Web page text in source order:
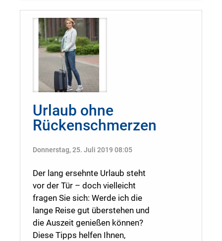
Urlaub ohne
Rückenschmerzen
Donnerstag, 25. Juli 2019 08:05
Der lang ersehnte Urlaub steht
vor der Tür – doch vielleicht
fragen Sie sich: Werde ich die
lange Reise gut überstehen und
die Auszeit genießen können?
Diese Tipps helfen Ihnen,